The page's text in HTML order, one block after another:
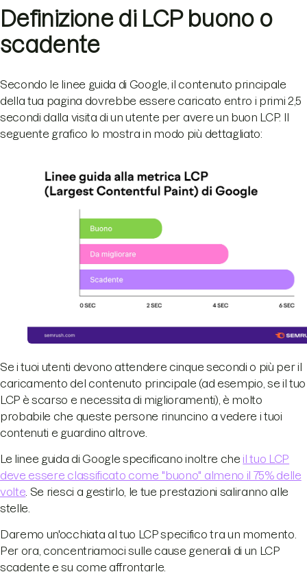
Definizione di LCP buono o
scadente
Secondo le linee guida di Google, il contenuto principale
della tua pagina dovrebbe essere caricato entro i primi 2,5
secondi dalla visita di un utente per avere un buon LCP. Il
seguente grafico lo mostra in modo più dettagliato:
Se i tuoi utenti devono attendere cinque secondi o più per il
caricamento del contenuto principale (ad esempio, se il tuo
LCP è scarso e necessita di miglioramenti), è molto
probabile che queste persone rinuncino a vedere i tuoi
contenuti e guardino altrove.
Le linee guida di Google specificano inoltre che il tuo LCP
deve essere classificato come "buono" almeno il 75% delle
volte . Se riesci a gestirlo, le tue prestazioni saliranno alle
stelle.
Daremo un'occhiata al tuo LCP specifico tra un momento.
Per ora, concentriamoci sulle cause generali di un LCP
scadente e su come affrontarle.